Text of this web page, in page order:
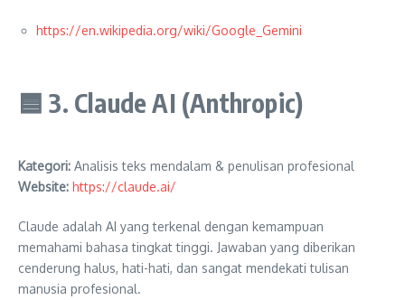
https://en.wikipedia.org/wiki/Google_Gemini
🟦3. Claude AI (Anthropic)
Kategori: Analisis teks mendalam & penulisan profesional
Website: https://claude.ai/
Claude adalah AI yang terkenal dengan kemampuan
memahami bahasa tingkat tinggi. Jawaban yang diberikan
cenderung halus, hati-hati, dan sangat mendekati tulisan
manusia profesional.